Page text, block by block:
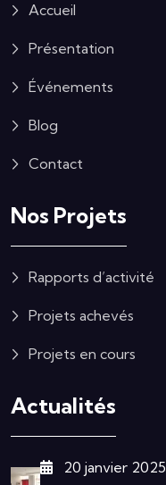
Accueil
Présentation
Événements
Blog
Contact
Nos Projets
Rapports d’activité
Projets achevés
Projets en cours
Actualités
20 janvier 2025